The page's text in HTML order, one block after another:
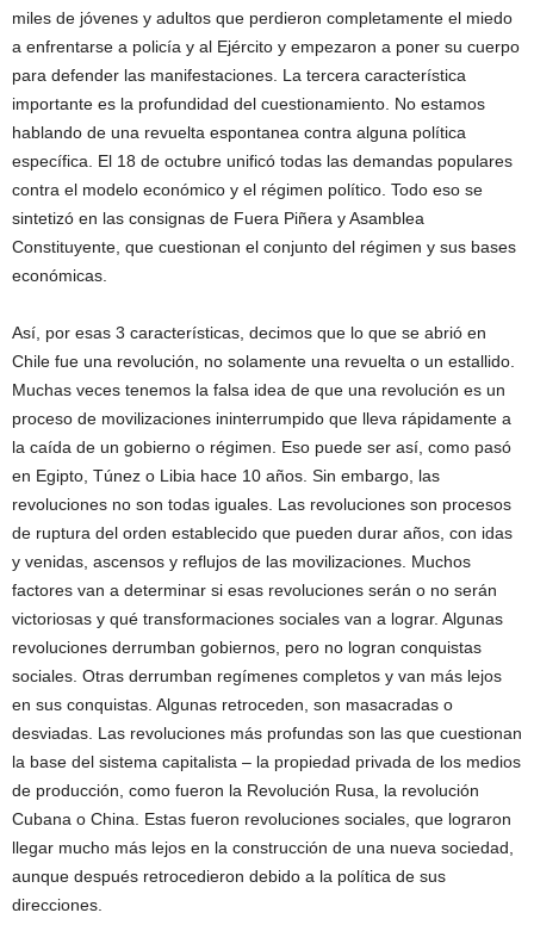
miles de jóvenes y adultos que perdieron completamente el miedo
a enfrentarse a policía y al Ejército y empezaron a poner su cuerpo
para defender las manifestaciones. La tercera característica
importante es la profundidad del cuestionamiento. No estamos
hablando de una revuelta espontanea contra alguna política
específica. El 18 de octubre unificó todas las demandas populares
contra el modelo económico y el régimen político. Todo eso se
sintetizó en las consignas de Fuera Piñera y Asamblea
Constituyente, que cuestionan el conjunto del régimen y sus bases
económicas.
Así, por esas 3 características, decimos que lo que se abrió en
Chile fue una revolución, no solamente una revuelta o un estallido.
Muchas veces tenemos la falsa idea de que una revolución es un
proceso de movilizaciones ininterrumpido que lleva rápidamente a
la caída de un gobierno o régimen. Eso puede ser así, como pasó
en Egipto, Túnez o Libia hace 10 años. Sin embargo, las
revoluciones no son todas iguales. Las revoluciones son procesos
de ruptura del orden establecido que pueden durar años, con idas
y venidas, ascensos y reflujos de las movilizaciones. Muchos
factores van a determinar si esas revoluciones serán o no serán
victoriosas y qué transformaciones sociales van a lograr. Algunas
revoluciones derrumban gobiernos, pero no logran conquistas
sociales. Otras derrumban regímenes completos y van más lejos
en sus conquistas. Algunas retroceden, son masacradas o
desviadas. Las revoluciones más profundas son las que cuestionan
la base del sistema capitalista – la propiedad privada de los medios
de producción, como fueron la Revolución Rusa, la revolución
Cubana o China. Estas fueron revoluciones sociales, que lograron
llegar mucho más lejos en la construcción de una nueva sociedad,
aunque después retrocedieron debido a la política de sus
direcciones.